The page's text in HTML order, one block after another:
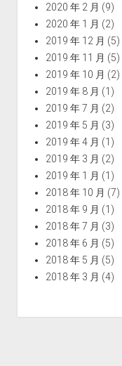
2020 年 2 月 (9)
2020 年 1 月 (2)
2019 年 12 月 (5)
2019 年 11 月 (5)
2019 年 10 月 (2)
2019 年 8 月 (1)
2019 年 7 月 (2)
2019 年 5 月 (3)
2019 年 4 月 (1)
2019 年 3 月 (2)
2019 年 1 月 (1)
2018 年 10 月 (7)
2018 年 9 月 (1)
2018 年 7 月 (3)
2018 年 6 月 (5)
2018 年 5 月 (5)
2018 年 3 月 (4)